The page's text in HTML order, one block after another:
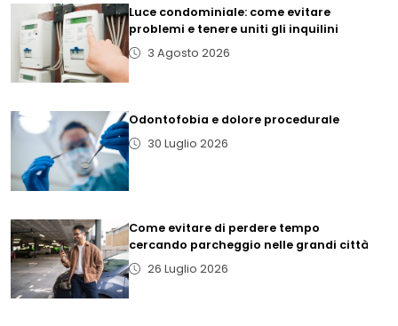
Luce condominiale: come evitare
problemi e tenere uniti gli inquilini
3 Agosto 2026
Odontofobia e dolore procedurale
30 Luglio 2026
Come evitare di perdere tempo
cercando parcheggio nelle grandi città
26 Luglio 2026